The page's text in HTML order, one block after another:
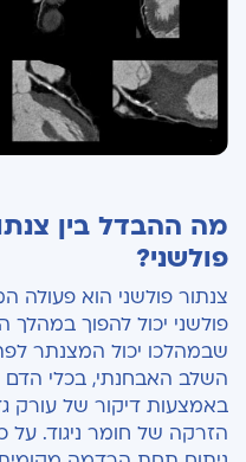
מה ההבדל בין
פולשני?
צנתור פולשני הוא פעולה
פולשני יכול להפוך במהלך
שבמהלכו יכול המצנתר
השלב האבחנתי, בכלי הדם
באמצעות דיקור של עורק
הזרקה של חומר ניגוד. על